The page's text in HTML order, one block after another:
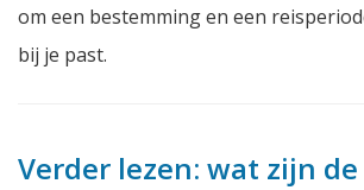
om een bestemming en een
bij je past.
Verder lezen: wat zijn